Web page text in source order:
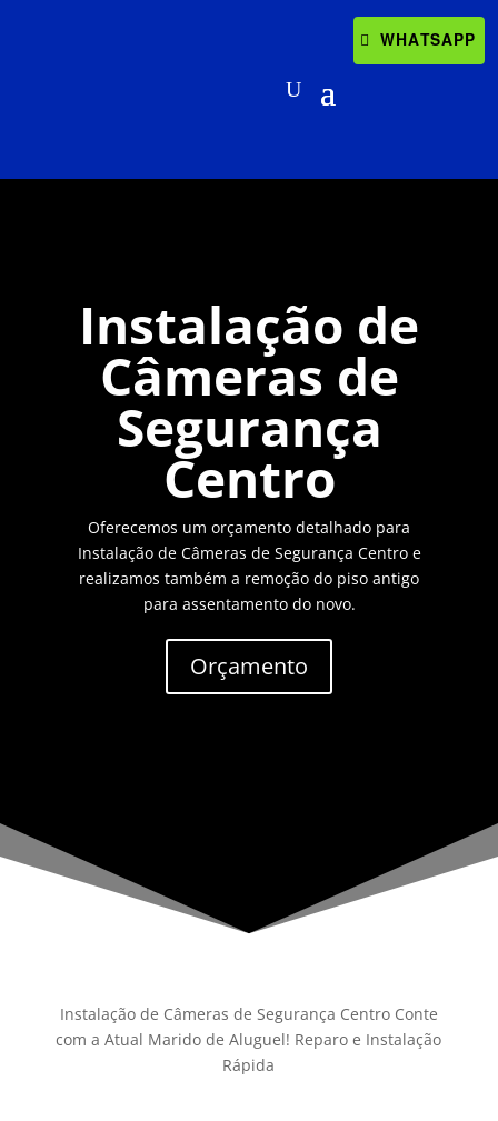
WHATSAPP
Instalação de
Câmeras de
Segurança
Centro
Oferecemos um orçamento detalhado para
Instalação de Câmeras de Segurança Centro e
realizamos também a remoção do piso antigo
para assentamento do novo.
Orçamento
Instalação de Câmeras de Segurança Centro Conte
com a Atual Marido de Aluguel! Reparo e Instalação
Rápida